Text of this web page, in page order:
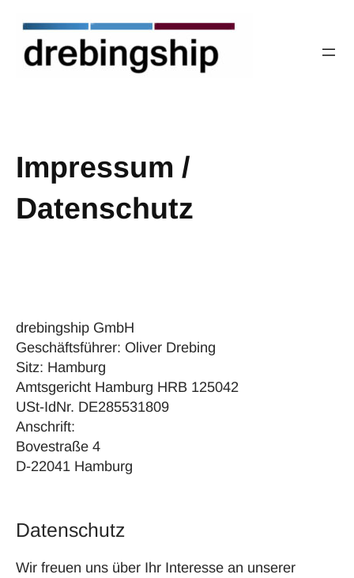
Impressum /
Datenschutz
drebingship GmbH
Geschäftsführer: Oliver Drebing
Sitz: Hamburg
Amtsgericht Hamburg HRB 125042
USt-IdNr. DE285531809
Anschrift:
Bovestraße 4
D-22041 Hamburg
Datenschutz
Wir freuen uns über Ihr Interesse an unserer